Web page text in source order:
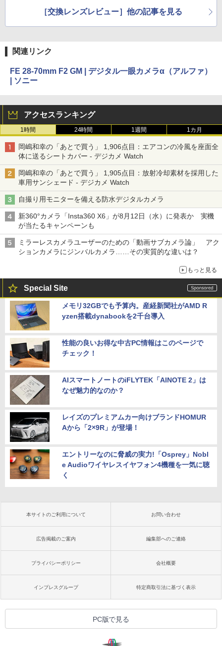
［交換レンズレビュー］他の記事を見る
関連リンク
FE 28-70mm F2 GM | デジタル一眼カメラα（アルファ）
| ソニー
アクセスランキング
1時間 24時間 1週間 1カ月
岡嶋和幸の「あとで買う」 1,906点目：エアコンの冷風を座面全
体に送るシートカバー - デジカメ Watch
岡嶋和幸の「あとで買う」 1,905点目：放射冷却素材を採用した
車用サンシェード - デジカメ Watch
自撮り用モニターを備える防水デジタルカメラ
新360°カメラ「Insta360 X6」が8月12日（水）に発表か 実機
が当たるキャンペーンも
ミラーレスカメラユーザーのための「動画サブカメラ論」 アク
ションカメラにジンバルカメラ……その実質的な違いは？
もっと見る
Special Site
メモリ32GBでも予算内。産経新聞社がAMD R
yzen搭載dynabookを2千台導入
性能の良いお得な中古PC情報はこのページで
チェック！
AIスマートノートのiFLYTEK「AINOTE 2」は
なぜ魅力的なのか？
レイズのプレミアムカー向けブランドHOMUR
Aから「2×9R」が登場！
エントリーなのに脅威の実力!「Osprey」Nobl
e Audioワイヤレスイヤフォン4機種を一気に聴
く
本サイトのご利用について お問い合わせ
広告掲載のご案内 編集部へのご連絡
プライバシーポリシー 会社概要
インプレスグループ 特定商取引法に基づく表示
PC版で見る